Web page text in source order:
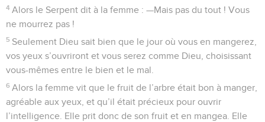
4 Alors le Serpent dit à la femme : —Mais pas du tout ! Vous
ne mourrez pas !
5 Seulement Dieu sait bien que le jour où vous en mangerez,
vos yeux s’ouvriront et vous serez comme Dieu, choisissant
vous-mêmes entre le bien et le mal.
6 Alors la femme vit que le fruit de l’arbre était bon à manger,
agréable aux yeux, et qu’il était précieux pour ouvrir
l’intelligence. Elle prit donc de son fruit et en mangea. Elle